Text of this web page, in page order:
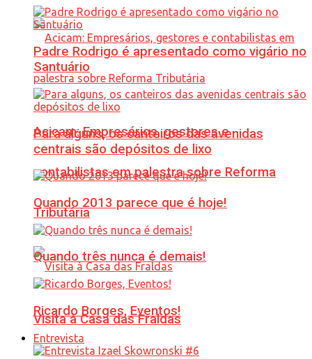
Acicam: Empresários, gestores e
contabilistas em palestra sobre Reforma
Tributária
Visita à Casa das Fraldas
Padre Rodrigo é apresentado como vigário no
Santuário
Para alguns, os canteiros das avenidas
centrais são depósitos de lixo
Quando 2013 parece que é hoje!
Quando três nunca é demais!
Ricardo Borges, Eventos!
Entrevista